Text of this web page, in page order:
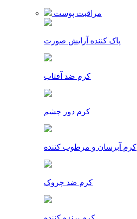
مراقبت پوست
پاک کننده آرایش صورت
کرم ضد آفتاب
کرم دور چشم
کرم آبرسان و مرطوب کننده
کرم ضد چروک